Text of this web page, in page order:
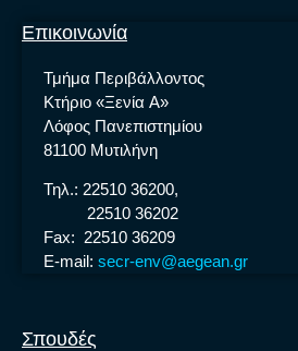
Επικοινωνία
Τμήμα Περιβάλλοντος
Κτήριο «Ξενία A»
Λόφος Πανεπιστημίου
81100 Μυτιλήνη
Τηλ.: 22510 36200,
22510 36202
Fax: 22510 36209
E-mail: secr-env@aegean.gr
Σπουδές